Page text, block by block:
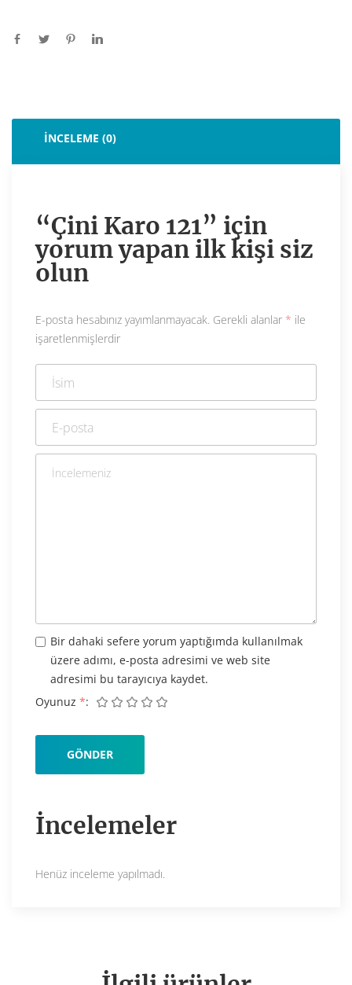
İNCELEME (0)
İncelemeler
Henüz inceleme yapılmadı.
“Çini Karo 121” için
yorum yapan ilk kişi siz
olun
E-posta hesabınız yayımlanmayacak. Gerekli alanlar * ile
işaretlenmişlerdir
Oyunuz *
Bir dahaki sefere yorum yaptığımda kullanılmak
üzere adımı, e-posta adresimi ve web site
adresimi bu tarayıcıya kaydet.